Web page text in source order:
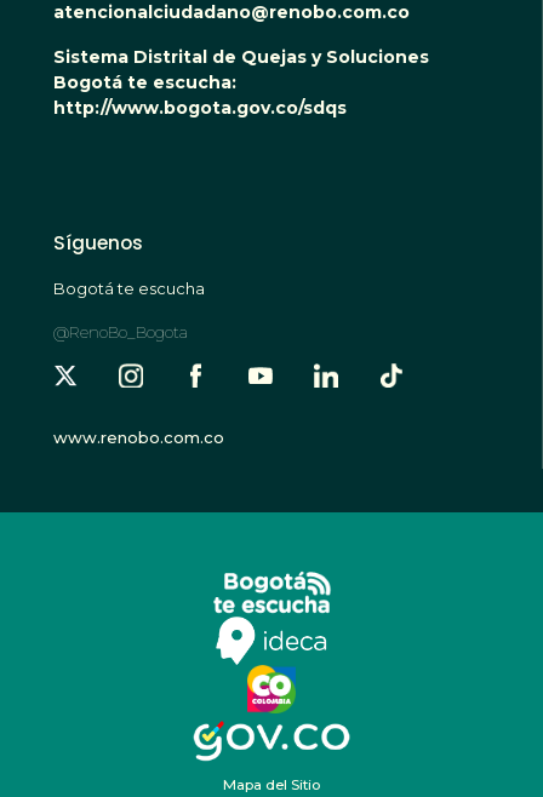
atencionalciudadano@renobo.com.co
Sistema Distrital de Quejas y Soluciones
Bogotá te escucha:
http://www.bogota.gov.co/sdqs
Síguenos
Bogotá te escucha
@RenoBo_Bogota
www.renobo.com.co
Mapa del Sitio